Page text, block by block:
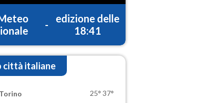
-
edizione delle
18:41
città italiane
Torino 25° 37°